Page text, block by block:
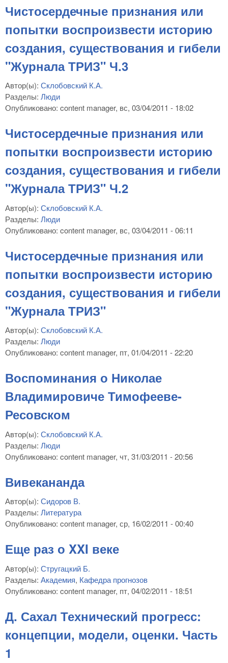
Чистосердечные признания или
попытки воспроизвести историю
создания, существования и гибели
"Журнала ТРИЗ" Ч.3
Автор(ы): Склобовский К.А.
Разделы: Люди
Опубликовано: content manager, вс, 03/04/2011 - 18:02
Чистосердечные признания или
попытки воспроизвести историю
создания, существования и гибели
"Журнала ТРИЗ" Ч.2
Автор(ы): Склобовский К.А.
Разделы: Люди
Опубликовано: content manager, вс, 03/04/2011 - 06:11
Чистосердечные признания или
попытки воспроизвести историю
создания, существования и гибели
"Журнала ТРИЗ"
Автор(ы): Склобовский К.А.
Разделы: Люди
Опубликовано: content manager, пт, 01/04/2011 - 22:20
Воспоминания о Николае
Владимировиче Тимофееве-
Ресовском
Автор(ы): Склобовский К.А.
Разделы: Люди
Опубликовано: content manager, чт, 31/03/2011 - 20:56
Вивекананда
Автор(ы): Сидоров В.
Разделы: Литература
Опубликовано: content manager, ср, 16/02/2011 - 00:40
Еще раз о XXI веке
Автор(ы): Стругацкий Б.
Разделы: Академия, Кафедра прогнозов
Опубликовано: content manager, пт, 04/02/2011 - 18:51
Д. Сахал Технический прогресс:
концепции, модели, оценки. Часть
1